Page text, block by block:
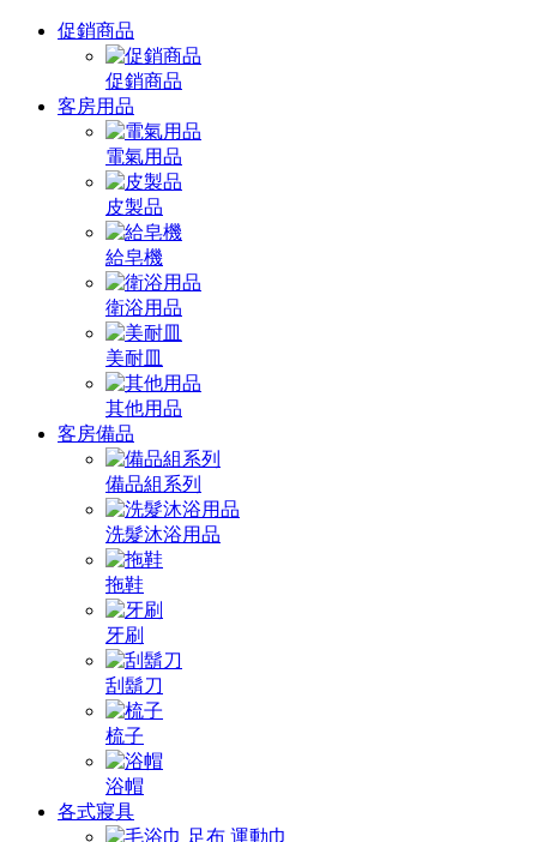
促銷商品
促銷商品
客房用品
電氣用品
皮製品
給皂機
衛浴用品
美耐皿
其他用品
客房備品
備品組系列
洗髮沐浴用品
拖鞋
牙刷
刮鬍刀
梳子
浴帽
各式寢具